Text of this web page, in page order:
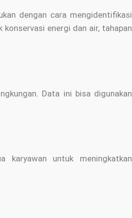
dengan cara mengidentifikasi
energi dan air, tahapan
Data ini bisa digunakan
karyawan untuk meningkatkan